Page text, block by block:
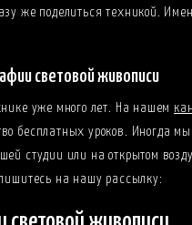
же поделиться техникой.
световой живописи
уже много лет. На нашем
бесплатных уроков. Иногда мы
студии или на открытом
на нашу рассылку: